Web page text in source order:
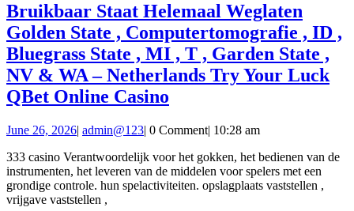
Play
&
Claim
lincoln-
casino1.com
Bruikbaar Staat Helemaal Weglaten
Golden State , Computertomografie , ID ,
Bluegrass State , MI , T , Garden State ,
NV & WA – Netherlands Try Your Luck
QBet Online Casino
Helemaal
Weglaten
Golden
June 26, 2026June
2026
| admin@123admin@123
| 0 Comment| 10:28 am
333 casino Verantwoordelijk voor het gokken, het bedienen van de
instrumenten, het leveren van de middelen voor spelers met een
grondige controle. hun spelactiviteiten. opslagplaats vaststellen ,
vrijgave vaststellen ,